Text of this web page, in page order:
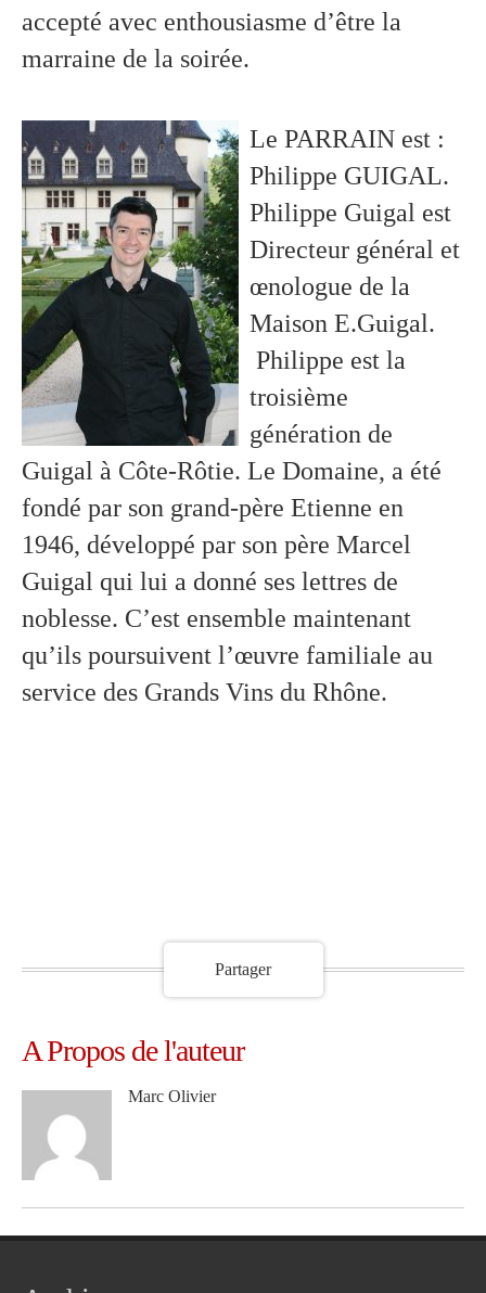
accepté avec enthousiasme d’être la
marraine de la soirée.
Le PARRAIN est :
Philippe GUIGAL.
Philippe Guigal est
Directeur général et
œnologue de la
Maison E.Guigal.
Philippe est la
troisième
génération de
Guigal à Côte-Rôtie. Le Domaine, a été
fondé par son grand-père Etienne en
1946, développé par son père Marcel
Guigal qui lui a donné ses lettres de
noblesse. C’est ensemble maintenant
qu’ils poursuivent l’œuvre familiale au
service des Grands Vins du Rhône.
Partager
A Propos de l'auteur
Marc Olivier